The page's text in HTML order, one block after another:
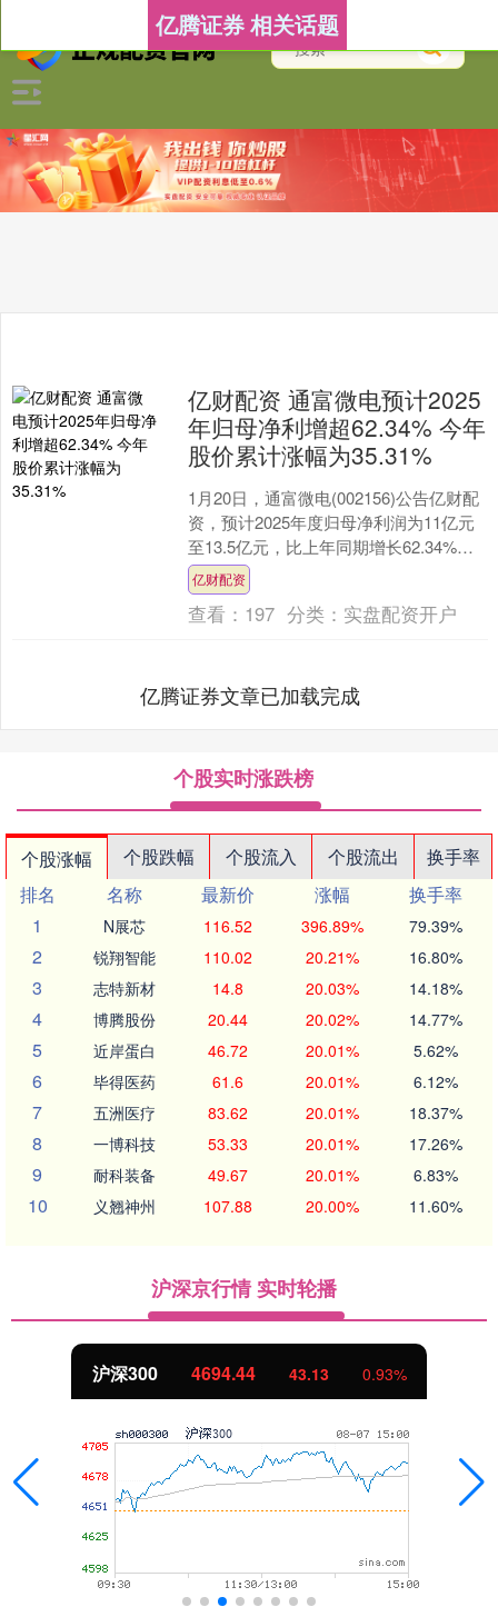
亿腾证券 相关话题
亿财配资 通富微电预计2025
年归母净利增超62.34% 今年
股价累计涨幅为35.31%
1月20日，通富微电(002156)公告亿财配
资，预计2025年度归母净利润为11亿元
至13.5亿元，比上年同期增长62.34%至
99.24%。扣除非经常性损益....
亿财配资
查看： 197 分类： 实盘配资开户
亿腾证券文章已加载完成
个股实时涨跌榜
个股涨幅 个股跌幅 个股流入 个股流出
换手率
排名
名称 最新价 涨幅
换手率
1
N展芯 116.52 396.89% 79.39%
2 锐翔智能 110.02 20.21% 16.80%
3 志特新材 14.8 20.03% 14.18%
4 博腾股份 20.44 20.02% 14.77%
5 近岸蛋白 46.72 20.01% 5.62%
6 毕得医药 61.6 20.01% 6.12%
7 五洲医疗 83.62 20.01% 18.37%
8 一博科技 53.33 20.01% 17.26%
9 耐科装备 49.67 20.01% 6.83%
10 义翘神州 107.88 20.00% 11.60%
沪深京行情 实时轮播
沪深300 4694.44 43.13 0.93%